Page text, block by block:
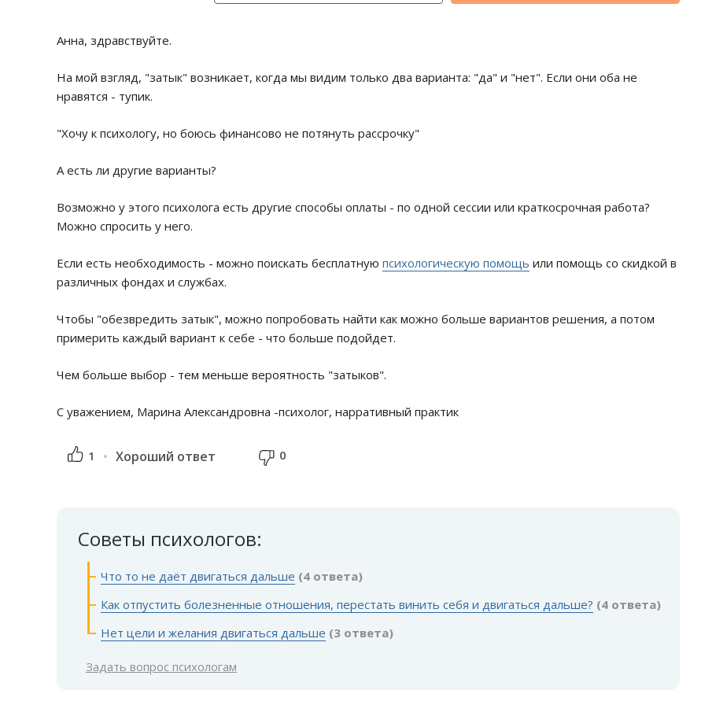
Анна, здравствуйте.
На мой взгляд, "затык" возникает, когда мы видим только два варианта: "да" и "нет". Если они оба не
нравятся - тупик.
"Хочу к психологу, но боюсь финансово не потянуть рассрочку"
А есть ли другие варианты?
Возможно у этого психолога есть другие способы оплаты - по одной сессии или краткосрочная работа?
Можно спросить у него.
Если есть необходимость - можно поискать бесплатную психологическую помощь или помощь со скидкой в
различных фондах и службах.
Чтобы "обезвредить затык", можно попробовать найти как можно больше вариантов решения, а потом
примерить каждый вариант к себе - что больше подойдет.
Чем больше выбор - тем меньше вероятность "затыков".
С уважением, Марина Александровна -психолог, нарративный практик
1 Хороший ответ 0
Советы психологов:
Что то не даёт двигаться дальше (4 ответа)
Как отпустить болезненные отношения, перестать винить себя и двигаться дальше? (4 ответа)
Нет цели и желания двигаться дальше (3 ответа)
Задать вопрос психологам